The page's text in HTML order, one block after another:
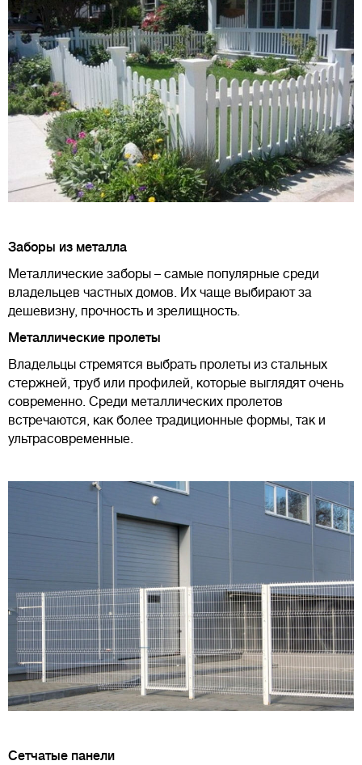
Заборы из металла
Металлические заборы – самые популярные среди
владельцев частных домов. Их чаще выбирают за
дешевизну, прочность и зрелищность.
Металлические пролеты
Владельцы стремятся выбрать пролеты из стальных
стержней, труб или профилей, которые выглядят очень
современно. Среди металлических пролетов
встречаются, как более традиционные формы, так и
ультрасовременные.
Сетчатые панели